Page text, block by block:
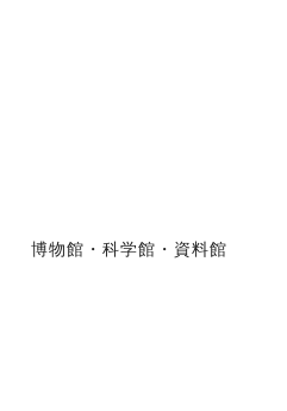
博物館・科学館・資料館